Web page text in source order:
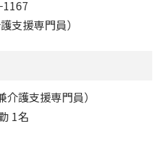
支援専門員）
護支援専門員）
1名